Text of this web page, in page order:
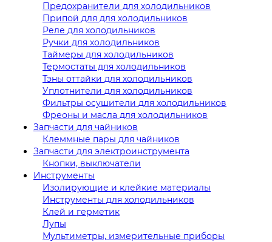
Предохранители для холодильников
Припой для для холодильников
Реле для холодильников
Ручки для холодильников
Таймеры для холодильников
Термостаты для холодильников
Тэны оттайки для холодильников
Уплотнители для холодильников
Фильтры осушители для холодильников
Фреоны и масла для холодильников
Запчасти для чайников
Клеммные пары для чайников
Запчасти для электроинструмента
Кнопки, выключатели
Инструменты
Изолирующие и клейкие материалы
Инструменты для холодильников
Клей и герметик
Лупы
Мультиметры, измерительные приборы